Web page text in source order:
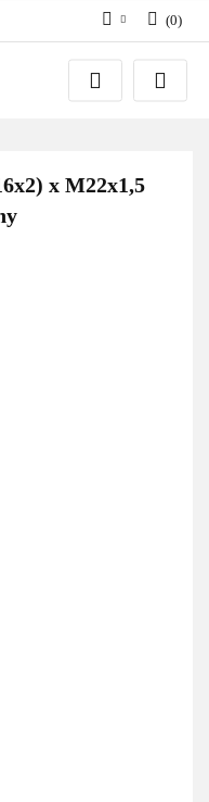
Zaloguj się
Zarejestruj się
(0)
x M22x1,5